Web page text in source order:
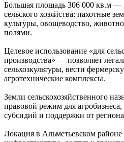
Большая площадь 306 000 кв.м —
сельского хозяйства: пахотные
культуры, овощеводство,
полями.
Целевое использование «для
производства» — позволяет
сельхозкультуры, вести
агротехнические комплексы.
Земли сельскохозяйственного
правовой режим для
субсидий и поддержки от
Локация в Альметьевском